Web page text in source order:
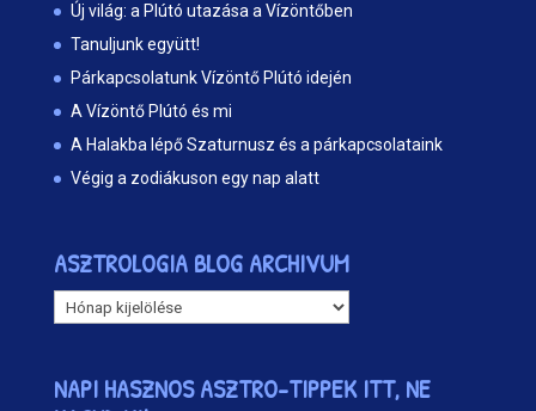
Új világ: a Plútó utazása a Vízöntőben
Tanuljunk együtt!
Párkapcsolatunk Vízöntő Plútó idején
A Vízöntő Plútó és mi
A Halakba lépő Szaturnusz és a párkapcsolataink
Végig a zodiákuson egy nap alatt
ASZTROLOGIA BLOG ARCHIVUM
ASZTROLOGIA
BLOG
NAPI HASZNOS ASZTRO-TIPPEK ITT, NE